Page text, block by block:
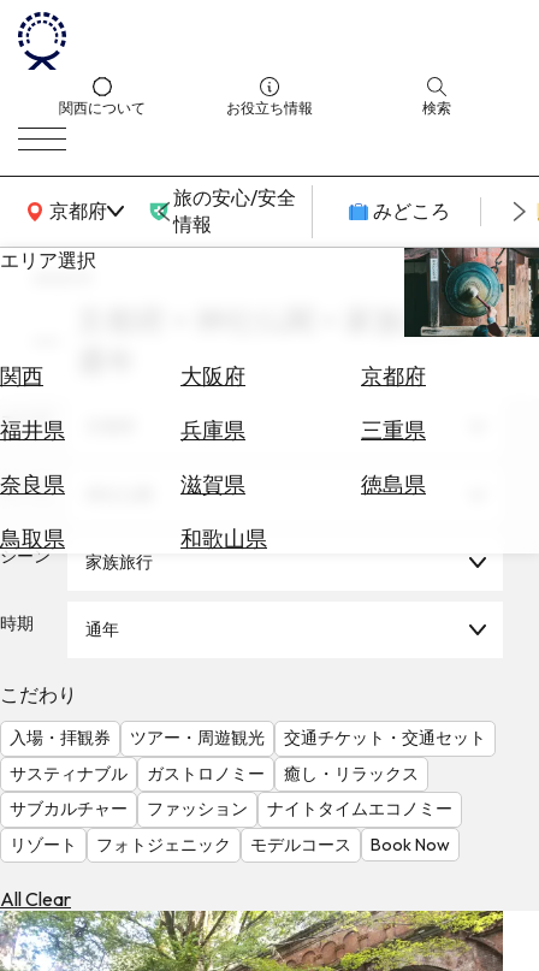
関西について お役立ち情報 検索
京都府
関西広域MAP
旅の安心/安全
情報
みどころ
エリア選択
関西 大阪府
京都府
福井県
兵庫県
三重県
奈良県
滋賀県
徳島県
鳥取県
和歌山県
エ
券
テ
を
る
気
を
見
る
search
京都府 × 神社仏閣 × 家族旅行 ×
エリア
テーマ
シーン 家族旅行
時期 通年
こだわり
入場・拝観券 ツアー・周遊観光
交通チケット・交通セット
サスティナブル
ガストロノミー
癒し・リラックス
サブカルチャー
ファッション
ナイトタイムエコノミー
リゾート
フォトジェニック モデルコース Book Now
All Clear